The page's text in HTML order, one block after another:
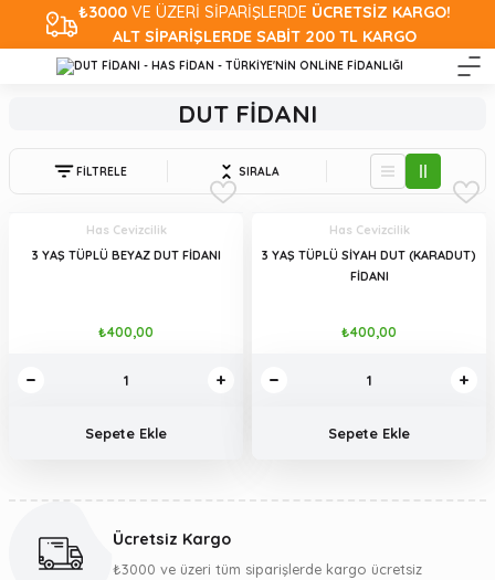
₺3000VE ÜZERİ SİPARİŞLERDE ÜCRETSİZ KARGO!
ALT SİPARİŞLERDE SABİT 200 TL KARGO
DUT FİDANI
FİLTRELE SIRALA
Has Cevizcilik
3 YAŞ TÜPLÜ BEYAZ DUT FİDANI
₺400,00
Sepete Ekle
Has Cevizcilik
3 YAŞ TÜPLÜ SİYAH DUT (KARADUT)
FİDANI
₺400,00
Sepete Ekle
Ücretsiz Kargo
₺3000 ve üzeri tüm siparişlerde kargo ücretsiz